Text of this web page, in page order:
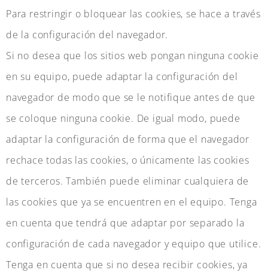
Para restringir o bloquear las cookies, se hace a través
de la configuración del navegador.
Si no desea que los sitios web pongan ninguna cookie
en su equipo, puede adaptar la configuración del
navegador de modo que se le notifique antes de que
se coloque ninguna cookie. De igual modo, puede
adaptar la configuración de forma que el navegador
rechace todas las cookies, o únicamente las cookies
de terceros. También puede eliminar cualquiera de
las cookies que ya se encuentren en el equipo. Tenga
en cuenta que tendrá que adaptar por separado la
configuración de cada navegador y equipo que utilice.
Tenga en cuenta que si no desea recibir cookies, ya